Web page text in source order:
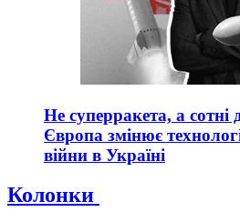
Не суперракета, а
Європа змінює
війни в Україні
Колонки